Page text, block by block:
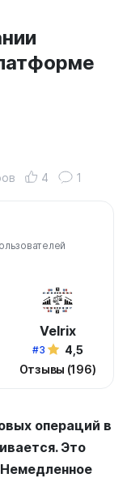
4 1
Velrix
#3
4,5
Отзывы (196)
операций в
Это